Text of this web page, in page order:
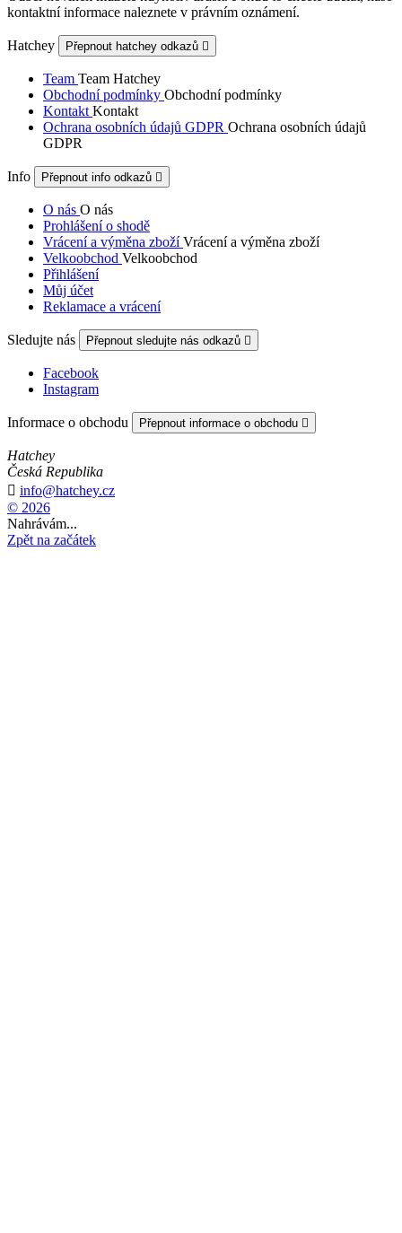
kontaktní informace naleznete v právním oznámení.
Hatchey Přepnout hatchey odkazů 
Team Team Hatchey
Obchodní podmínky Obchodní podmínky
KontaktKontakt
Ochrana osobních údajů GDPR Ochrana osobních údajů
GDPR
Info Přepnout info odkazů 
O nás O nás
Prohlášení o shodě
Vrácení a výměna zboží Vrácení a výměna zboží
Velkoobchod Velkoobchod
Přihlášení
Můj účet
Reklamace a vrácení
Sledujte nás Přepnout sledujte nás odkazů 
Facebook
Instagram
Informace o obchodu Přepnout informace o obchodu 
Hatchey
Česká Republika
 info@hatchey.cz
© 2026
Nahrávám...
Zpět na začátek